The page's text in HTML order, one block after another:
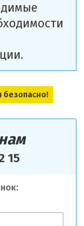
15
безопасно!